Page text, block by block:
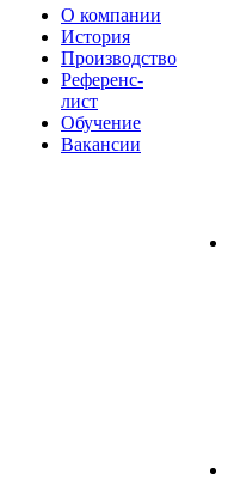
О компании
История
Производство
Референс-
лист
Обучение
Вакансии